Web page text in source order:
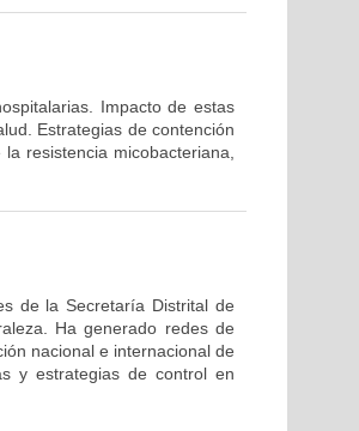
Impacto de estas
Estrategias de contención
resistencia micobacteriana,
de la Secretaría Distrital de
Ha generado redes de
nacional e internacional de
y estrategias de control en